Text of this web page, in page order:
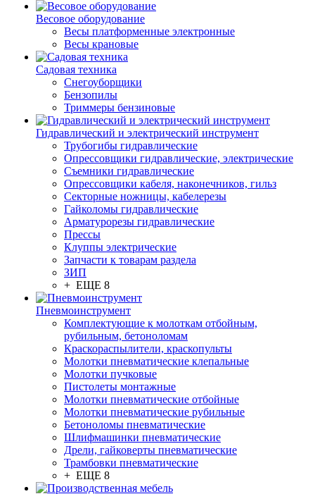
Весовое оборудование
Весы платформенные электронные
Весы крановые
Садовая техника
Снегоуборщики
Бензопилы
Триммеры бензиновые
Гидравлический и электрический инструмент
Трубогибы гидравлические
Опрессовщики гидравлические, электрические
Съемники гидравлические
Опрессовщики кабеля, наконечников, гильз
Секторные ножницы, кабелерезы
Гайколомы гидравлические
Арматурорезы гидравлические
Прессы
Клуппы электрические
Запчасти к товарам раздела
ЗИП
+ ЕЩЕ 8
Пневмоинструмент
Комплектующие к молоткам отбойным,
рубильным, бетоноломам
Краскораспылители, краскопульты
Молотки пневматические клепальные
Молотки пучковые
Пистолеты монтажные
Молотки пневматические отбойные
Молотки пневматические рубильные
Бетоноломы пневматические
Шлифмашинки пневматические
Дрели, гайковерты пневматические
Трамбовки пневматические
+ ЕЩЕ 8